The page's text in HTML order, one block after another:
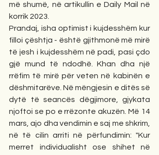
më shumë, në artikullin e Daily Mail në
korrik 2023.
Prandaj, isha optimist i kujdesshëm kur
filloi çështja - është gjithmonë më mirë
të jesh i kujdesshëm në padi, pasi çdo
gjë mund të ndodhë. Khan dha një
rrëfim të mirë për veten në kabinën e
dëshmitarëve. Në mëngjesin e ditës së
dytë të seancës dëgjimore, gjykata
njoftoi se po e rrëzonte akuzën. Më 14
mars, ajo dha vendimin e saj me shkrim,
në të cilin arriti në përfundimin: "Kur
merret individualisht ose shihet në